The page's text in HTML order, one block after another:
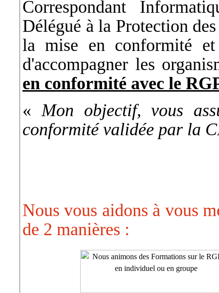
Correspondant
Délégué à la Protection
la mise en conformité
d'accompagner les
en conformité avec le
« Mon objectif, vous
conformité validée par la
Nous vous aidons à vous
de 2 manières :